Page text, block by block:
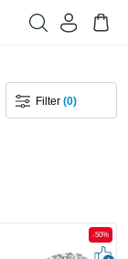
Filter(0)
-50%